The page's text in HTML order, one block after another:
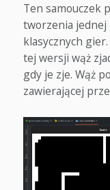
Ten samouczek
tworzenia jednej
klasycznych
tej wersji wąż
gdy je zje. Wąż
zawierającej